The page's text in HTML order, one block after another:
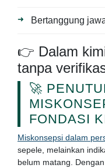
Bertanggung
👉 Dalam
tanpa
🚀
FONDASI
Miskonsepsi dalam
sepele, melainkan
belum matang.